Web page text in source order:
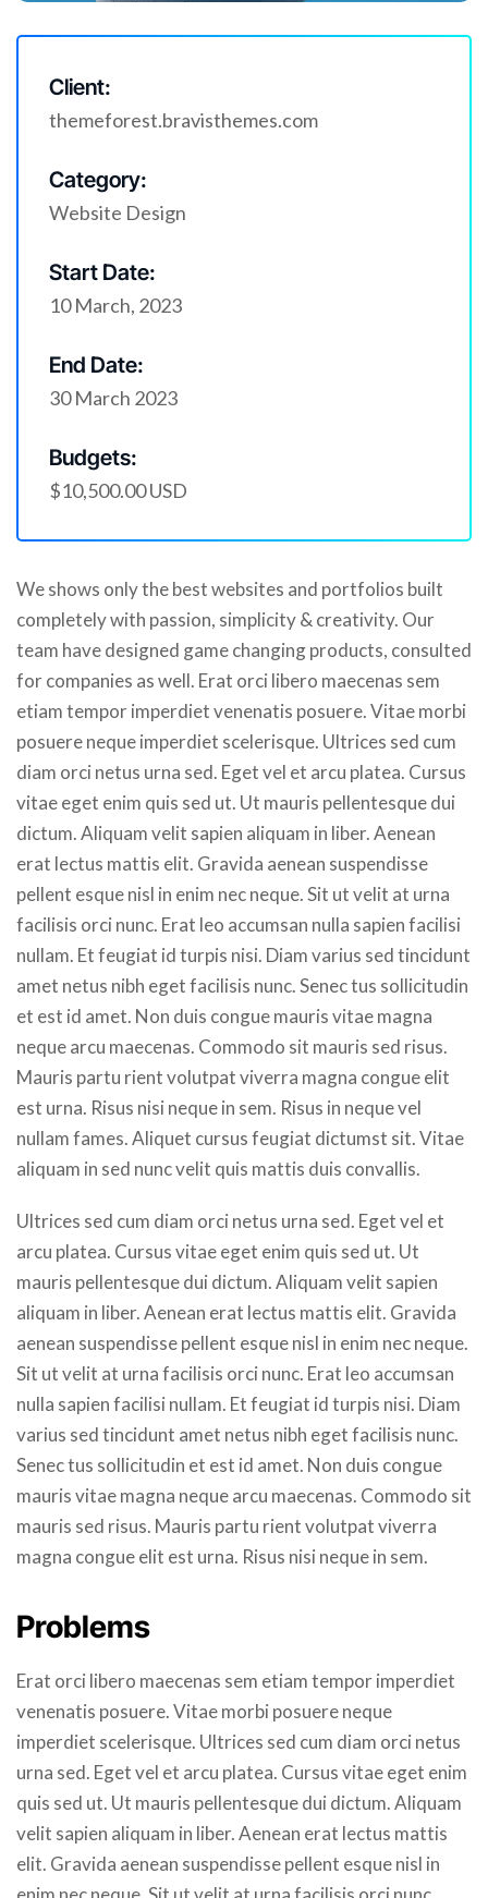
Client:
themeforest.bravisthemes.com
Category:
Website Design
Start Date:
10 March, 2023
End Date:
30 March 2023
Budgets:
$10,500.00 USD
We shows only the best websites and portfolios built
completely with passion, simplicity & creativity. Our
team have designed game changing products, consulted
for companies as well. Erat orci libero maecenas sem
etiam tempor imperdiet venenatis posuere. Vitae morbi
posuere neque imperdiet scelerisque. Ultrices sed cum
diam orci netus urna sed. Eget vel et arcu platea. Cursus
vitae eget enim quis sed ut. Ut mauris pellentesque dui
dictum. Aliquam velit sapien aliquam in liber. Aenean
erat lectus mattis elit. Gravida aenean suspendisse
pellent esque nisl in enim nec neque. Sit ut velit at urna
facilisis orci nunc. Erat leo accumsan nulla sapien facilisi
nullam. Et feugiat id turpis nisi. Diam varius sed tincidunt
amet netus nibh eget facilisis nunc. Senec tus sollicitudin
et est id amet. Non duis congue mauris vitae magna
neque arcu maecenas. Commodo sit mauris sed risus.
Mauris partu rient volutpat viverra magna congue elit
est urna. Risus nisi neque in sem. Risus in neque vel
nullam fames. Aliquet cursus feugiat dictumst sit. Vitae
aliquam in sed nunc velit quis mattis duis convallis.
Ultrices sed cum diam orci netus urna sed. Eget vel et
arcu platea. Cursus vitae eget enim quis sed ut. Ut
mauris pellentesque dui dictum. Aliquam velit sapien
aliquam in liber. Aenean erat lectus mattis elit. Gravida
aenean suspendisse pellent esque nisl in enim nec neque.
Sit ut velit at urna facilisis orci nunc. Erat leo accumsan
nulla sapien facilisi nullam. Et feugiat id turpis nisi. Diam
varius sed tincidunt amet netus nibh eget facilisis nunc.
Senec tus sollicitudin et est id amet. Non duis congue
mauris vitae magna neque arcu maecenas. Commodo sit
mauris sed risus. Mauris partu rient volutpat viverra
magna congue elit est urna. Risus nisi neque in sem.
Problems
Erat orci libero maecenas sem etiam tempor imperdiet
venenatis posuere. Vitae morbi posuere neque
imperdiet scelerisque. Ultrices sed cum diam orci netus
urna sed. Eget vel et arcu platea. Cursus vitae eget enim
quis sed ut. Ut mauris pellentesque dui dictum. Aliquam
velit sapien aliquam in liber. Aenean erat lectus mattis
elit. Gravida aenean suspendisse pellent esque nisl in